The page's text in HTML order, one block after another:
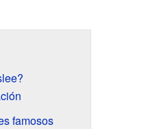
famosos